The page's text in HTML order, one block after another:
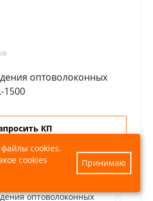
оптоволоконных
1500
КП
cookies.
cookies
Принимаю